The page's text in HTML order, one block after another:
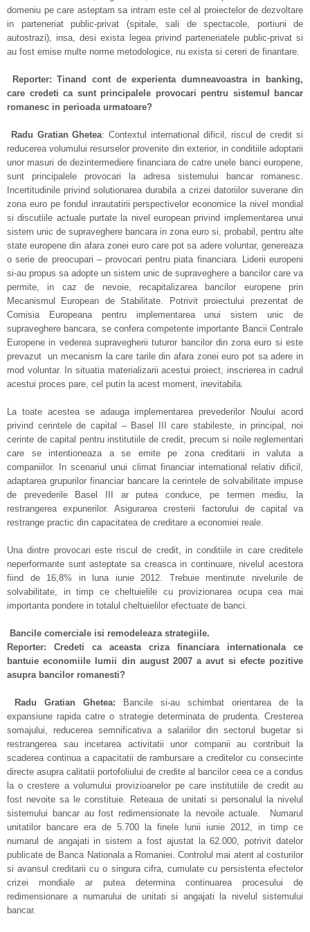
domeniu pe care asteptam sa intram este cel al proiectelor de dezvoltare
in parteneriat public-privat (spitale, sali de spectacole, portiuni de
autostrazi), insa, desi exista legea privind parteneriatele public-privat si
au fost emise multe norme metodologice, nu exista si cereri de finantare.
Reporter: Tinand cont de experienta dumneavoastra in banking,
care credeti ca sunt principalele provocari pentru sistemul bancar
romanesc in perioada urmatoare?
Radu Gratian Ghetea: Contextul international dificil, riscul de credit si
reducerea volumului resurselor provenite din exterior, in conditiile adoptarii
unor masuri de dezintermediere financiara de catre unele banci europene,
sunt principalele provocari la adresa sistemului bancar romanesc.
Incertitudinile privind solutionarea durabila a crizei datoriilor suverane din
zona euro pe fondul inrautatirii perspectivelor economice la nivel mondial
si discutiile actuale purtate la nivel european privind implementarea unui
sistem unic de supraveghere bancara in zona euro si, probabil, pentru alte
state europene din afara zonei euro care pot sa adere voluntar, genereaza
o serie de preocupari – provocari pentru piata financiara. Liderii europeni
si-au propus sa adopte un sistem unic de supraveghere a bancilor care va
permite, in caz de nevoie, recapitalizarea bancilor europene prin
Mecanismul European de Stabilitate. Potrivit proiectului prezentat de
Comisia Europeana pentru implementarea unui sistem unic de
supraveghere bancara, se confera competente importante Bancii Centrale
Europene in vederea supravegherii tuturor bancilor din zona euro si este
prevazut un mecanism la care tarile din afara zonei euro pot sa adere in
mod voluntar. In situatia materializarii acestui proiect, inscrierea in cadrul
acestui proces pare, cel putin la acest moment, inevitabila.
La toate acestea se adauga implementarea prevederilor Noului acord
privind cerintele de capital – Basel III care stabileste, in principal, noi
cerinte de capital pentru institutiile de credit, precum si noile reglementari
care se intentioneaza a se emite pe zona creditarii in valuta a
companiilor. In scenariul unui climat financiar international relativ dificil,
adaptarea grupurilor financiar bancare la cerintele de solvabilitate impuse
de prevederile Basel III ar putea conduce, pe termen mediu, la
restrangerea expunerilor. Asigurarea cresterii factorului de capital va
restrange practic din capacitatea de creditare a economiei reale.
Una dintre provocari este riscul de credit, in conditiile in care creditele
neperformante sunt asteptate sa creasca in continuare, nivelul acestora
fiind de 16,8% in luna iunie 2012. Trebuie mentinute nivelurile de
solvabilitate, in timp ce cheltuielile cu provizionarea ocupa cea mai
importanta pondere in totalul cheltuielilor efectuate de banci.
Bancile comerciale isi remodeleaza strategiile.
Reporter: Credeti ca aceasta criza financiara internationala ce
bantuie economiile lumii din august 2007 a avut si efecte pozitive
asupra bancilor romanesti?
Radu Gratian Ghetea:
Bancile si-au schimbat orientarea de la
expansiune rapida catre o strategie determinata de prudenta. Cresterea
somajului, reducerea semnificativa a salariilor din sectorul bugetar si
restrangerea sau incetarea activitatii unor companii au contribuit la
scaderea continua a capacitatii de rambursare a creditelor cu consecinte
directe asupra calitatii portofoliului de credite al bancilor ceea ce a condus
la o crestere a volumului provizioanelor pe care institutiile de credit au
fost nevoite sa le constituie. Reteaua de unitati si personalul la nivelul
sistemului bancar au fost redimensionate la nevoile actuale. Numarul
unitatilor bancare era de 5.700 la finele lunii iunie 2012, in timp ce
numarul de angajati in sistem a fost ajustat la 62.000, potrivit datelor
publicate de Banca Nationala a Romaniei. Controlul mai atent al costurilor
si avansul creditarii cu o singura cifra, cumulate cu persistenta efectelor
crizei mondiale ar putea determina continuarea procesului de
redimensionare a numarului de unitati si angajati la nivelul sistemului
bancar.